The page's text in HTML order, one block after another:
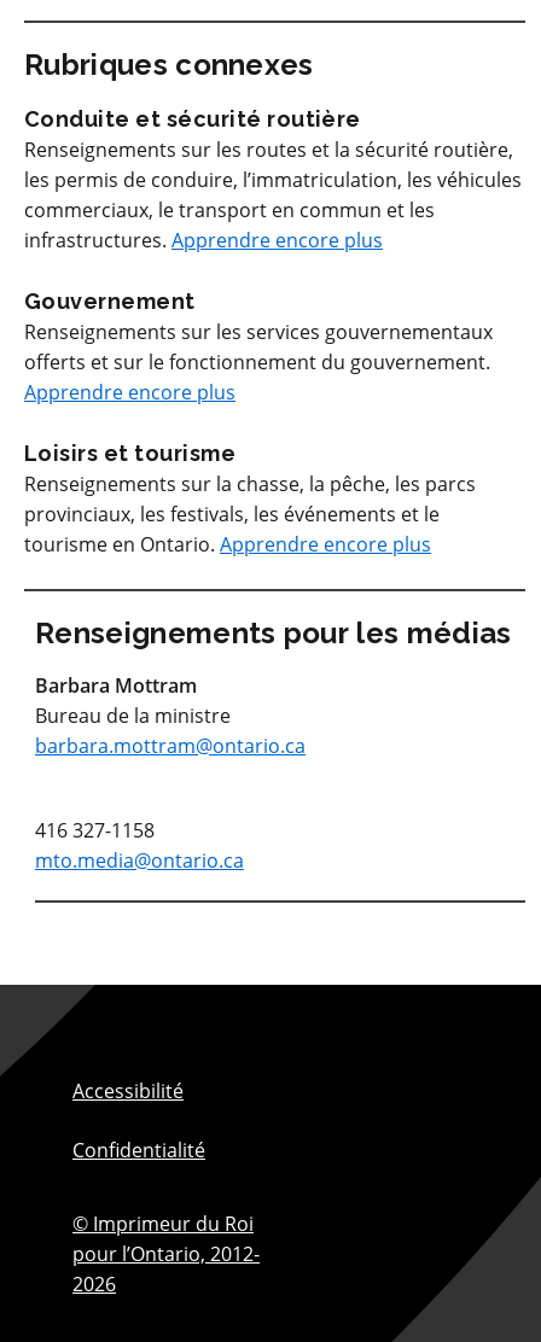
Rubriques connexes
Conduite et sécurité routière
Renseignements sur les routes et la sécurité routière,
les permis de conduire, l’immatriculation, les véhicules
commerciaux, le transport en commun et les
infrastructures. Apprendre encore plus
Gouvernement
Renseignements sur les services gouvernementaux
offerts et sur le fonctionnement du gouvernement.
Apprendre encore plus
Loisirs et tourisme
Renseignements sur la chasse, la pêche, les parcs
provinciaux, les festivals, les événements et le
tourisme en Ontario. Apprendre encore plus
Renseignements pour les médias
Barbara Mottram
Bureau de la ministre
barbara.mottram@ontario.ca
416 327-1158
mto.media@ontario.ca
Accessibilité
Confidentialité
© Imprimeur du Roi
pour l’Ontario, 2012-
2026